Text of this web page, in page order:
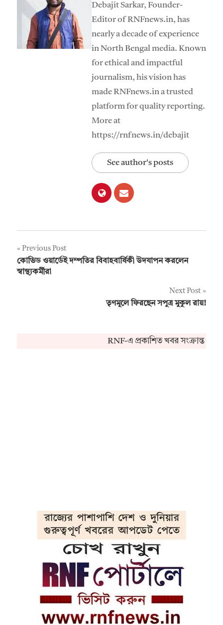
Debajit Sarkar, Founder-
Editor of RNFnews.in, has
nearly a decade of experience
in North Bengal media. Known
for ethical and impactful
journalism, his vision has
made RNFnews.in a trusted
platform for quality reporting.
More at
https://rnfnews.in/debajit
See author's posts
Post
navigation
Previous Post
কোভিড ওয়ার্ডেই দম্পতির বিবাহবার্ষিকী উদযাপন করলেন
স্বাস্থ্যকর্মীরা
Next Post
তৃণমূলে ফিরছেন সপুত্র মুকুল রায়!
RNF-এ প্রকাশিত খবর সংক্রান্ত